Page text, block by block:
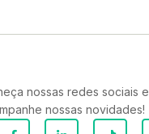
nossas redes sociais e
nossas novidades!